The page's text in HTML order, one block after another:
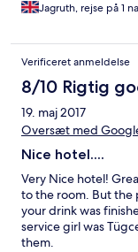
Jagruth, rejse på 1
Verificeret anmeldelse
8/10 Rigtig
19. maj 2017
Oversæt med
Nice hotel....
Very Nice hotel!
to the room. But the
your drink was
service girl was
them.